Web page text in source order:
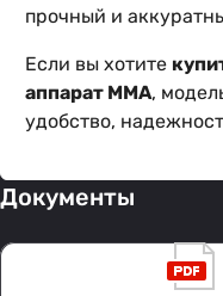
прочный и
Если вы хотите
аппарат MMA,
удобство,
Документы